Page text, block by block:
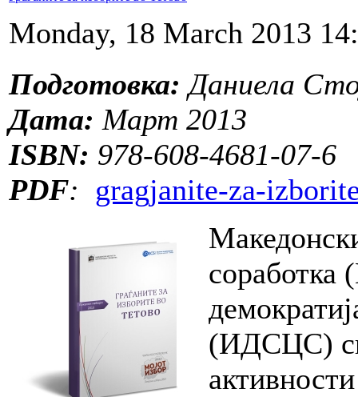
Monday, 18 March 2013
Подготовка: Даниела
Дата: Март 2013
ISBN: 978-608-4681-07-6
PDF: gragjanite-za-
(ИДСЦС)